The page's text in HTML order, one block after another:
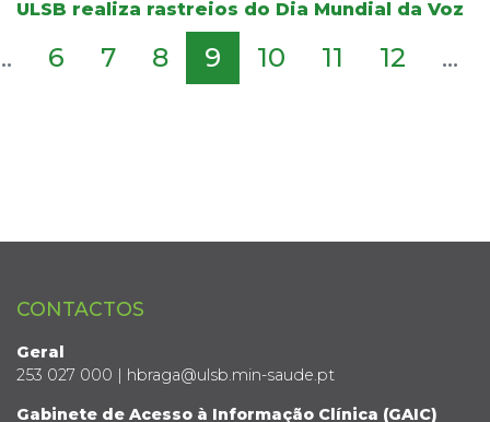
ULSB realiza rastreios do Dia Mundial da Voz
6 7 8 9 10 11 12 ...
CONTACTOS
Geral
253 027 000 | hbraga@ulsb.min-saude.pt
Gabinete de Acesso à Informação Clínica (GAIC)